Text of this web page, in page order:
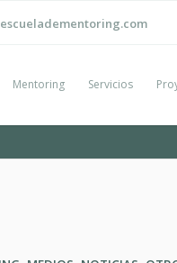
Mentoring Servicios